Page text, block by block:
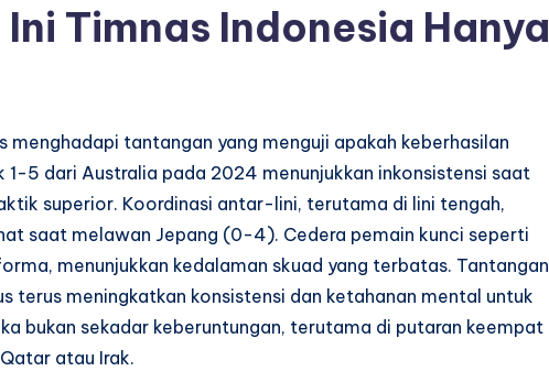
Timnas Indonesia Hanya
menghadapi tantangan yang menguji apakah keberhasilan
1-5 dari Australia pada 2024 menunjukkan inkonsistensi saat
superior. Koordinasi antar-lini, terutama di lini tengah,
saat melawan Jepang (0-4). Cedera pemain kunci seperti
menunjukkan kedalaman skuad yang terbatas. Tantangan
terus meningkatkan konsistensi dan ketahanan mental untuk
bukan sekadar keberuntungan, terutama di putaran keempat
atau Irak.